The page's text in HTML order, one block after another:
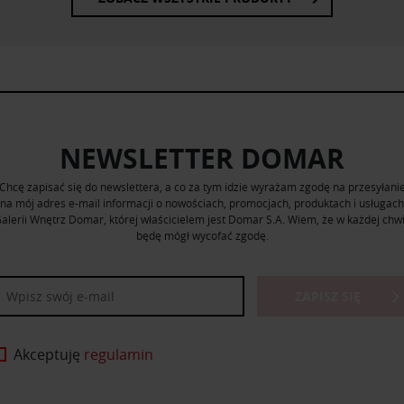
NEWSLETTER DOMAR
zapisać się do newslettera, a co za tym idzie wyrażam zgodę na
na mój adres e-mail informacji o nowościach, promocjach, produktach i usługach
Wnętrz Domar, której właścicielem jest Domar S.A. Wiem, że w każdej
będę mógł wycofać zgodę.
Akceptuję regulamin